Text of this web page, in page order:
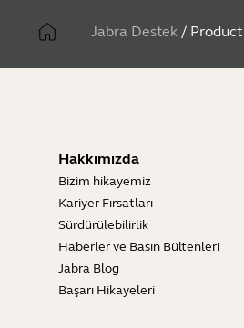
Jabra Destek /
Hakkımızda
Bizim hikayemiz
Kariyer Fırsatları
Sürdürülebilirlik
Haberler ve Basın Bültenleri
Jabra Blog
Başarı Hikayeleri